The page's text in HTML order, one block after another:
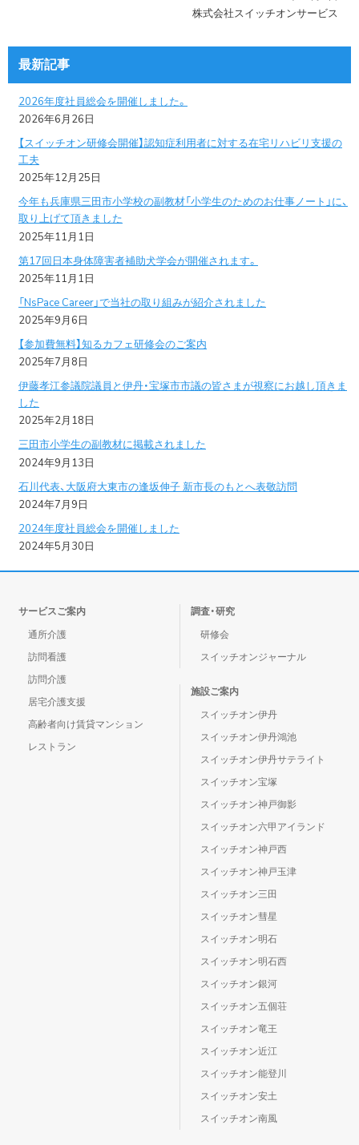
株式会社スイッチオンサービス
最新記事
2026年度社員総会を開催しました。
2026年6月26日
【スイッチオン研修会開催】認知症利用者に対する在宅リハビリ支援の
工夫
2025年12月25日
今年も兵庫県三田市小学校の副教材「小学生のためのお仕事ノート」に、
取り上げて頂きました
2025年11月1日
第17回日本身体障害者補助犬学会が開催されます。
2025年11月1日
「NsPace Career」で当社の取り組みが紹介されました
2025年9月6日
【参加費無料】知るカフェ研修会のご案内
2025年7月8日
伊藤孝江参議院議員と伊丹・宝塚市市議の皆さまが視察にお越し頂きま
した
2025年2月18日
三田市小学生の副教材に掲載されました
2024年9月13日
石川代表、大阪府大東市の逢坂伸子 新市長のもとへ表敬訪問
2024年7月9日
2024年度社員総会を開催しました
2024年5月30日
サービスご案内
通所介護
訪問看護
訪問介護
居宅介護支援
高齢者向け賃貸マンション
レストラン
調査・研究
研修会
スイッチオンジャーナル
施設ご案内
スイッチオン伊丹
スイッチオン伊丹鴻池
スイッチオン伊丹サテライト
スイッチオン宝塚
スイッチオン神戸御影
スイッチオン六甲アイランド
スイッチオン神戸西
スイッチオン神戸玉津
スイッチオン三田
スイッチオン彗星
スイッチオン明石
スイッチオン明石西
スイッチオン銀河
スイッチオン五個荘
スイッチオン竜王
スイッチオン近江
スイッチオン能登川
スイッチオン安土
スイッチオン南風